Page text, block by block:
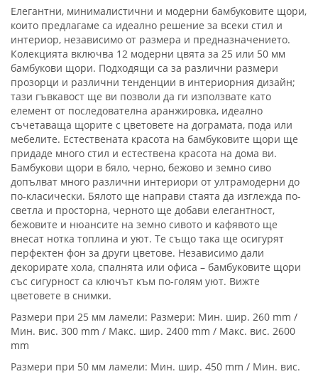
Елегантни, минималистични и модерни бамбуковите щори,
които предлагаме са идеално решение за всеки стил и
интериор, независимо от размера и предназначението.
Колекцията включва 12 модерни цвята за 25 или 50 мм
бамбукови щори. Подходящи са за различни размери
прозорци и различни тенденции в интериорния дизайн;
тази гъвкавост ще ви позволи да ги използвате като
елемент от последователна аранжировка, идеално
съчетаваща щорите с цветовете на дограмата, пода или
мебелите. Естествената красота на бамбуковите щори ще
придаде много стил и естествена красота на дома ви.
Бамбукови щори в бяло, черно, бежово и земно сиво
допълват много различни интериори от ултрамодерни до
по-класически. Бялото ще направи стаята да изглежда по-
светла и просторна, черното ще добави елегантност,
бежовите и нюансите на земно сивото и кафявото ще
внесат нотка топлина и уют. Те също така ще осигурят
перфектен фон за други цветове. Независимо дали
декорирате хола, спалнята или офиса – бамбуковите щори
със сигурност са ключът към по-голям уют. Вижте
цветовете в снимки.
Размери при 25 мм ламели: Размери: Мин. шир. 260 mm /
Мин. вис. 300 mm / Макс. шир. 2400 mm / Макс. вис. 2600
mm
Размери при 50 мм ламели: Мин. шир. 450 mm / Мин. вис.
със
снимки